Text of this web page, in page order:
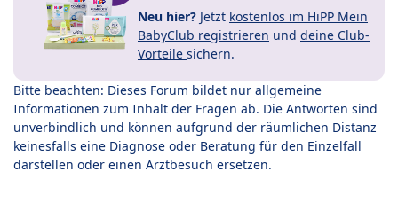
Neu hier? Jetzt kostenlos im HiPP Mein
BabyClub registrieren und deine Club-
Vorteile sichern.
Bitte beachten: Dieses Forum bildet nur allgemeine
Informationen zum Inhalt der Fragen ab. Die Antworten sind
unverbindlich und können aufgrund der räumlichen Distanz
keinesfalls eine Diagnose oder Beratung für den Einzelfall
darstellen oder einen Arztbesuch ersetzen.